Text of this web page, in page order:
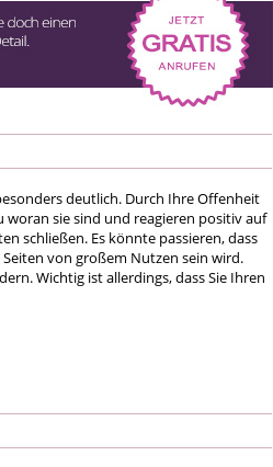
deutlich. Durch Ihre Offenheit
sie sind und reagieren positiv auf
schließen. Es könnte passieren, dass
von großem Nutzen sein wird.
Wichtig ist allerdings, dass Sie Ihren